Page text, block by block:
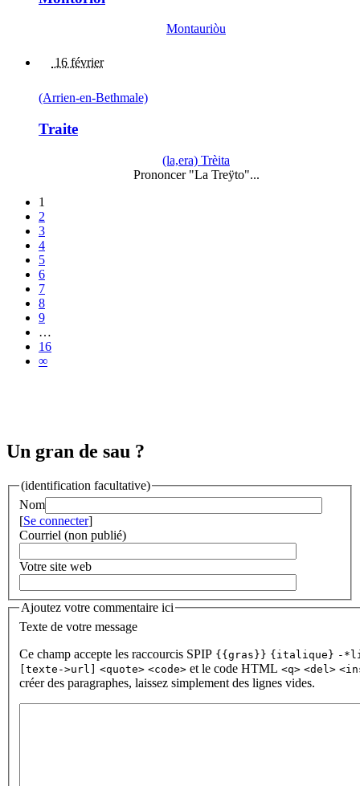
Montauriòu
16 février
(Arrien-en-Bethmale)
Traite
(la,era) Trèita
Prononcer "La Treÿto"...
1
2
3
4
5
6
7
8
9
…
16
∞
Un gran de sau ?
(identification facultative)
Nom
[Se connecter]
Courriel (non publié)
Votre site web
Ajoutez votre commentaire ici
Texte de votre message
Ce champ accepte les raccourcis SPIP {{gras}} {italique} -
[texte->url] <quote> <code> et le code HTML <q> <del>
créer des paragraphes, laissez simplement des lignes vides.